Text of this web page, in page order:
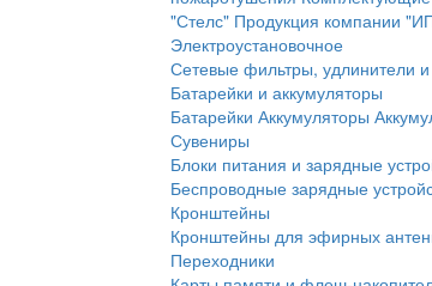
"Стелс" Продукция компании
Электроустановочное
Сетевые фильтры, удлинители и
Батарейки и аккумуляторы
Батарейки Аккумуляторы
Сувениры
Блоки питания и зарядные
Беспроводные зарядные
Кронштейны
Кронштейны для эфирных
Переходники